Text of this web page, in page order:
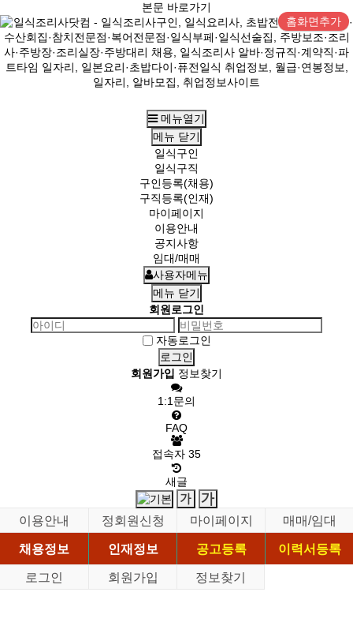
본문 바로가기
홈화면추가
메뉴열기
메뉴 닫기
일식구인
일식구직
구인등록(채용)
구직등록(인재)
마이페이지
이용안내
공지사항
임대/매매
사용자메뉴
메뉴 닫기
회원로그인
자동로그인
회원가입 정보찾기
1:1문의
FAQ
접속자 35
새글
이용안내 정회원신청 마이페이지
매매/임대
채용정보
인재정보 공고등록
이력서등록
로그인
회원가입 정보찾기